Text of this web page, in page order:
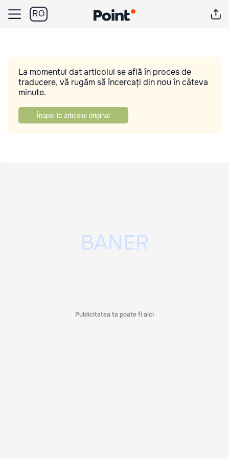
RO
La momentul dat articolul se află în proces de
traducere, vă rugăm să încercați din nou în câteva
minute.
Înapoi la articolul original
Publicitatea ta poate fi aici